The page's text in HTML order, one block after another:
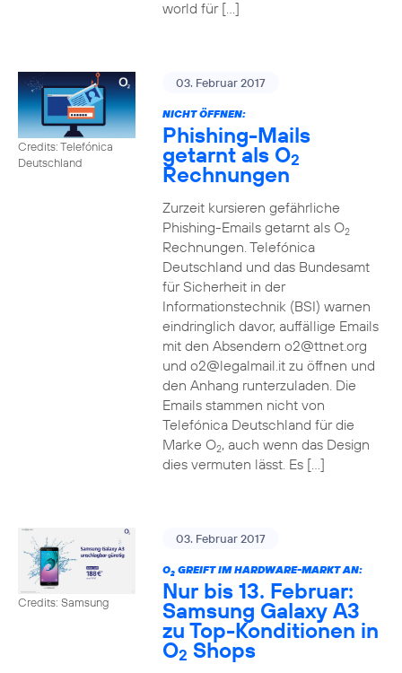
world für […]
Credits: Telefónica
Deutschland
03. Februar 2017
NICHT ÖFFNEN:
Phishing-Mails
getarnt als O2
Rechnungen
Zurzeit kursieren gefährliche
Phishing-Emails getarnt als O2
Rechnungen. Telefónica
Deutschland und das Bundesamt
für Sicherheit in der
Informationstechnik (BSI) warnen
eindringlich davor, auffällige Emails
mit den Absendern o2@ttnet.org
und o2@legalmail.it zu öffnen und
den Anhang runterzuladen. Die
Emails stammen nicht von
Telefónica Deutschland für die
Marke O2, auch wenn das Design
dies vermuten lässt. Es […]
Credits: Samsung
03. Februar 2017
O2GREIFT IM HARDWARE-MARKT AN:
Nur bis 13. Februar:
Samsung Galaxy A3
zu Top-Konditionen in
O2 Shops